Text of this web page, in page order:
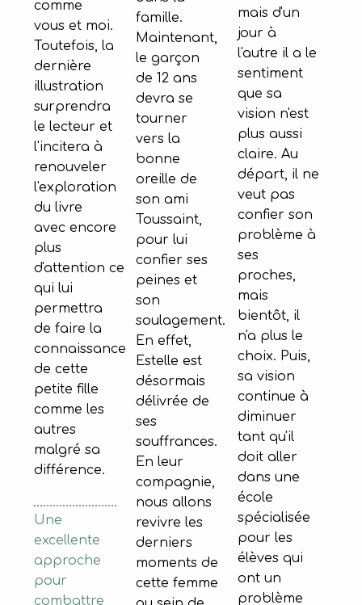
comme
vous et moi.
Toutefois, la
dernière
illustration
surprendra
le lecteur et
l'incitera à
renouveler
l'exploration
du livre
avec encore
plus
d'attention ce
qui lui
permettra
de faire la
connaissance
de cette
petite fille
comme les
autres
malgré sa
différence.
Une
excellente
approche
pour
combattre
famille.
Maintenant,
le garçon
de 12 ans
devra se
tourner
vers la
bonne
oreille de
son ami
Toussaint,
pour lui
confier ses
peines et
son
soulagement.
En effet,
Estelle est
désormais
délivrée de
ses
souffrances.
En leur
compagnie,
nous allons
revivre les
derniers
moments de
cette femme
mais d'un
jour à
l'autre il a le
sentiment
que sa
vision n'est
plus aussi
claire. Au
départ, il ne
veut pas
confier son
problème à
ses
proches,
mais
bientôt, il
n'a plus le
choix. Puis,
sa vision
continue à
diminuer
tant qu'il
doit aller
dans une
école
spécialisée
pour les
élèves qui
ont un
problème